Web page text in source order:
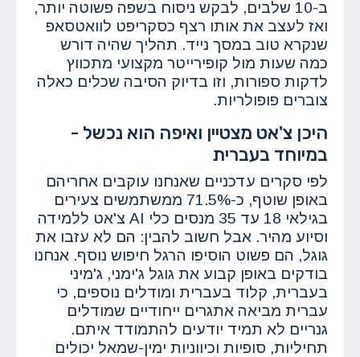
ב-10 שלבים, לבקש ניסוח בשפה פשוטה יותר,
ואז לעצב את אותו רצף כסקריפט לוואטסאפ
שנקרא טוב במסך נייד. תהליך שהיה דורש
כמה שעות מול קופירייטר מקצועי מתכווץ
לדקות ספורות, וזו בדיוק הסיבה שכלים כאלה
צוברים פופולריות.
היכן צ'אט מצטיין ואיפה הוא נכשל -
במיוחד בעברית
לפי סקרים עדכניים שאנחנו עוקבים אחריהם
באופן שוטף, כ-71.5% ממשתמשים צעירים
בגילאי 18 עד 35 מנסים כלי AI צ'אט ללמידה
וסיוע מהיר. אבל חשוב להבין: הם לא עזבו את
גוגל, הם פשוט הוסיפו הרגל חיפוש נוסף. אנחנו
בודקים באופן קבוע את גוגל ג'ימני, ג'מיני
בעברית, קלוד בעברית ומודלים נוספים, כי
עברית מביאה אתגרים ייחודיים שמודלים
גנריים לא תמיד יודעים להתמודד איתם.
תחיליות, סופיות וכיווניות ימין-שמאל יכולים